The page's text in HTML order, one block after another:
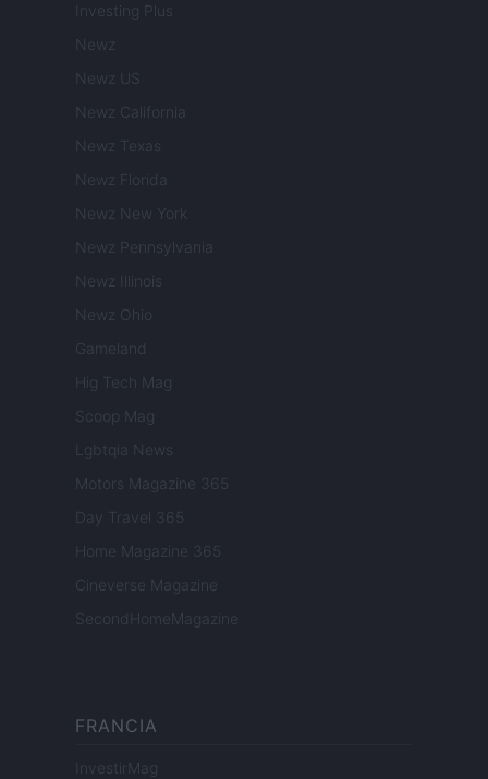
Investing Plus
Newz
Newz US
Newz California
Newz Texas
Newz Florida
Newz New York
Newz Pennsylvania
Newz Illinois
Newz Ohio
Gameland
Hig Tech Mag
Scoop Mag
Lgbtqia News
Motors Magazine 365
Day Travel 365
Home Magazine 365
Cineverse Magazine
SecondHomeMagazine
FRANCIA
InvestirMag